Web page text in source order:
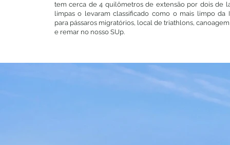
tem cerca de 4 quilômetros de extensão por dois de
limpas o levaram classificado como o mais limpo da
para pássaros migratórios, local de triathlons,
e remar no nosso SUp.